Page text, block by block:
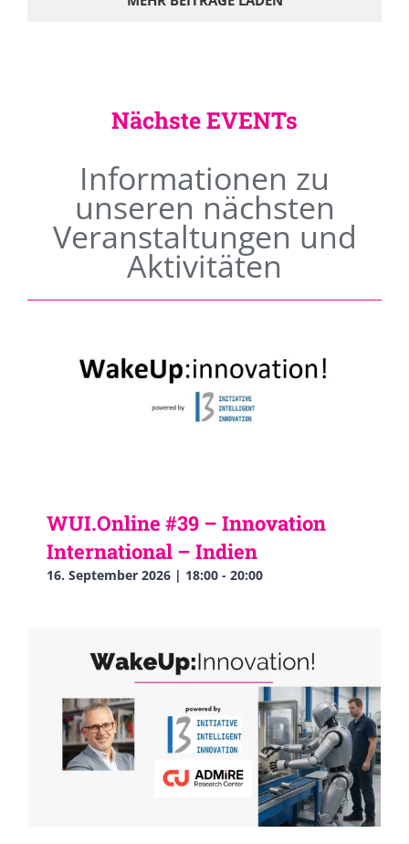
Nächste EVENTs
Informationen zu
unseren nächsten
Veranstaltungen und
Aktivitäten
WUI.Online #39 – Innovation
International – Indien
16. September 2026 | 18:00 - 20:00